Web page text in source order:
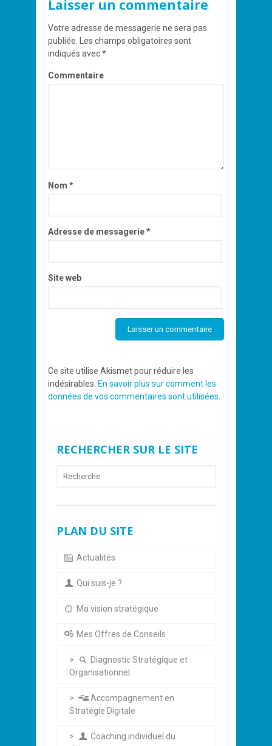
Laisser un commentaire
Votre adresse de messagerie ne sera pas
publiée.
Les champs obligatoires sont
indiqués avec*
Commentaire
Nom *
Adresse de messagerie*
Site web
Ce site utilise Akismet pour réduire les
indésirables. En savoir plus sur comment les
données de vos commentaires sont utilisées
RECHERCHER SUR LE SITE
PLAN DU SITE
Actualités
Qui suis-je ?
Ma vision stratégique
Mes Offres de Conseils
Diagnostic Stratégique et
Organisationnel
Accompagnement en
Stratégie Digitale
Coaching individuel du